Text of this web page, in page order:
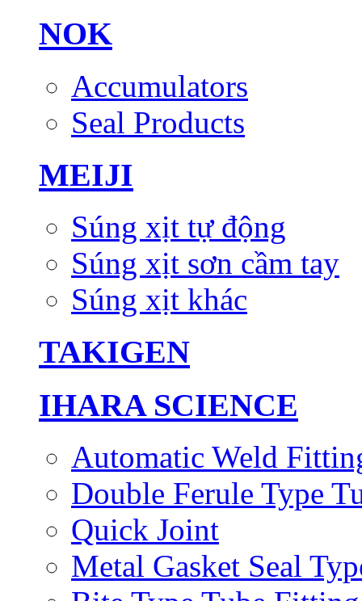
NOK
Accumulators
Seal Products
MEIJI
Súng xịt tự động
Súng xịt sơn cầm tay
Súng xịt khác
TAKIGEN
IHARA SCIENCE
Automatic Weld
Double Ferule Type
Quick Joint
Metal Gasket Seal